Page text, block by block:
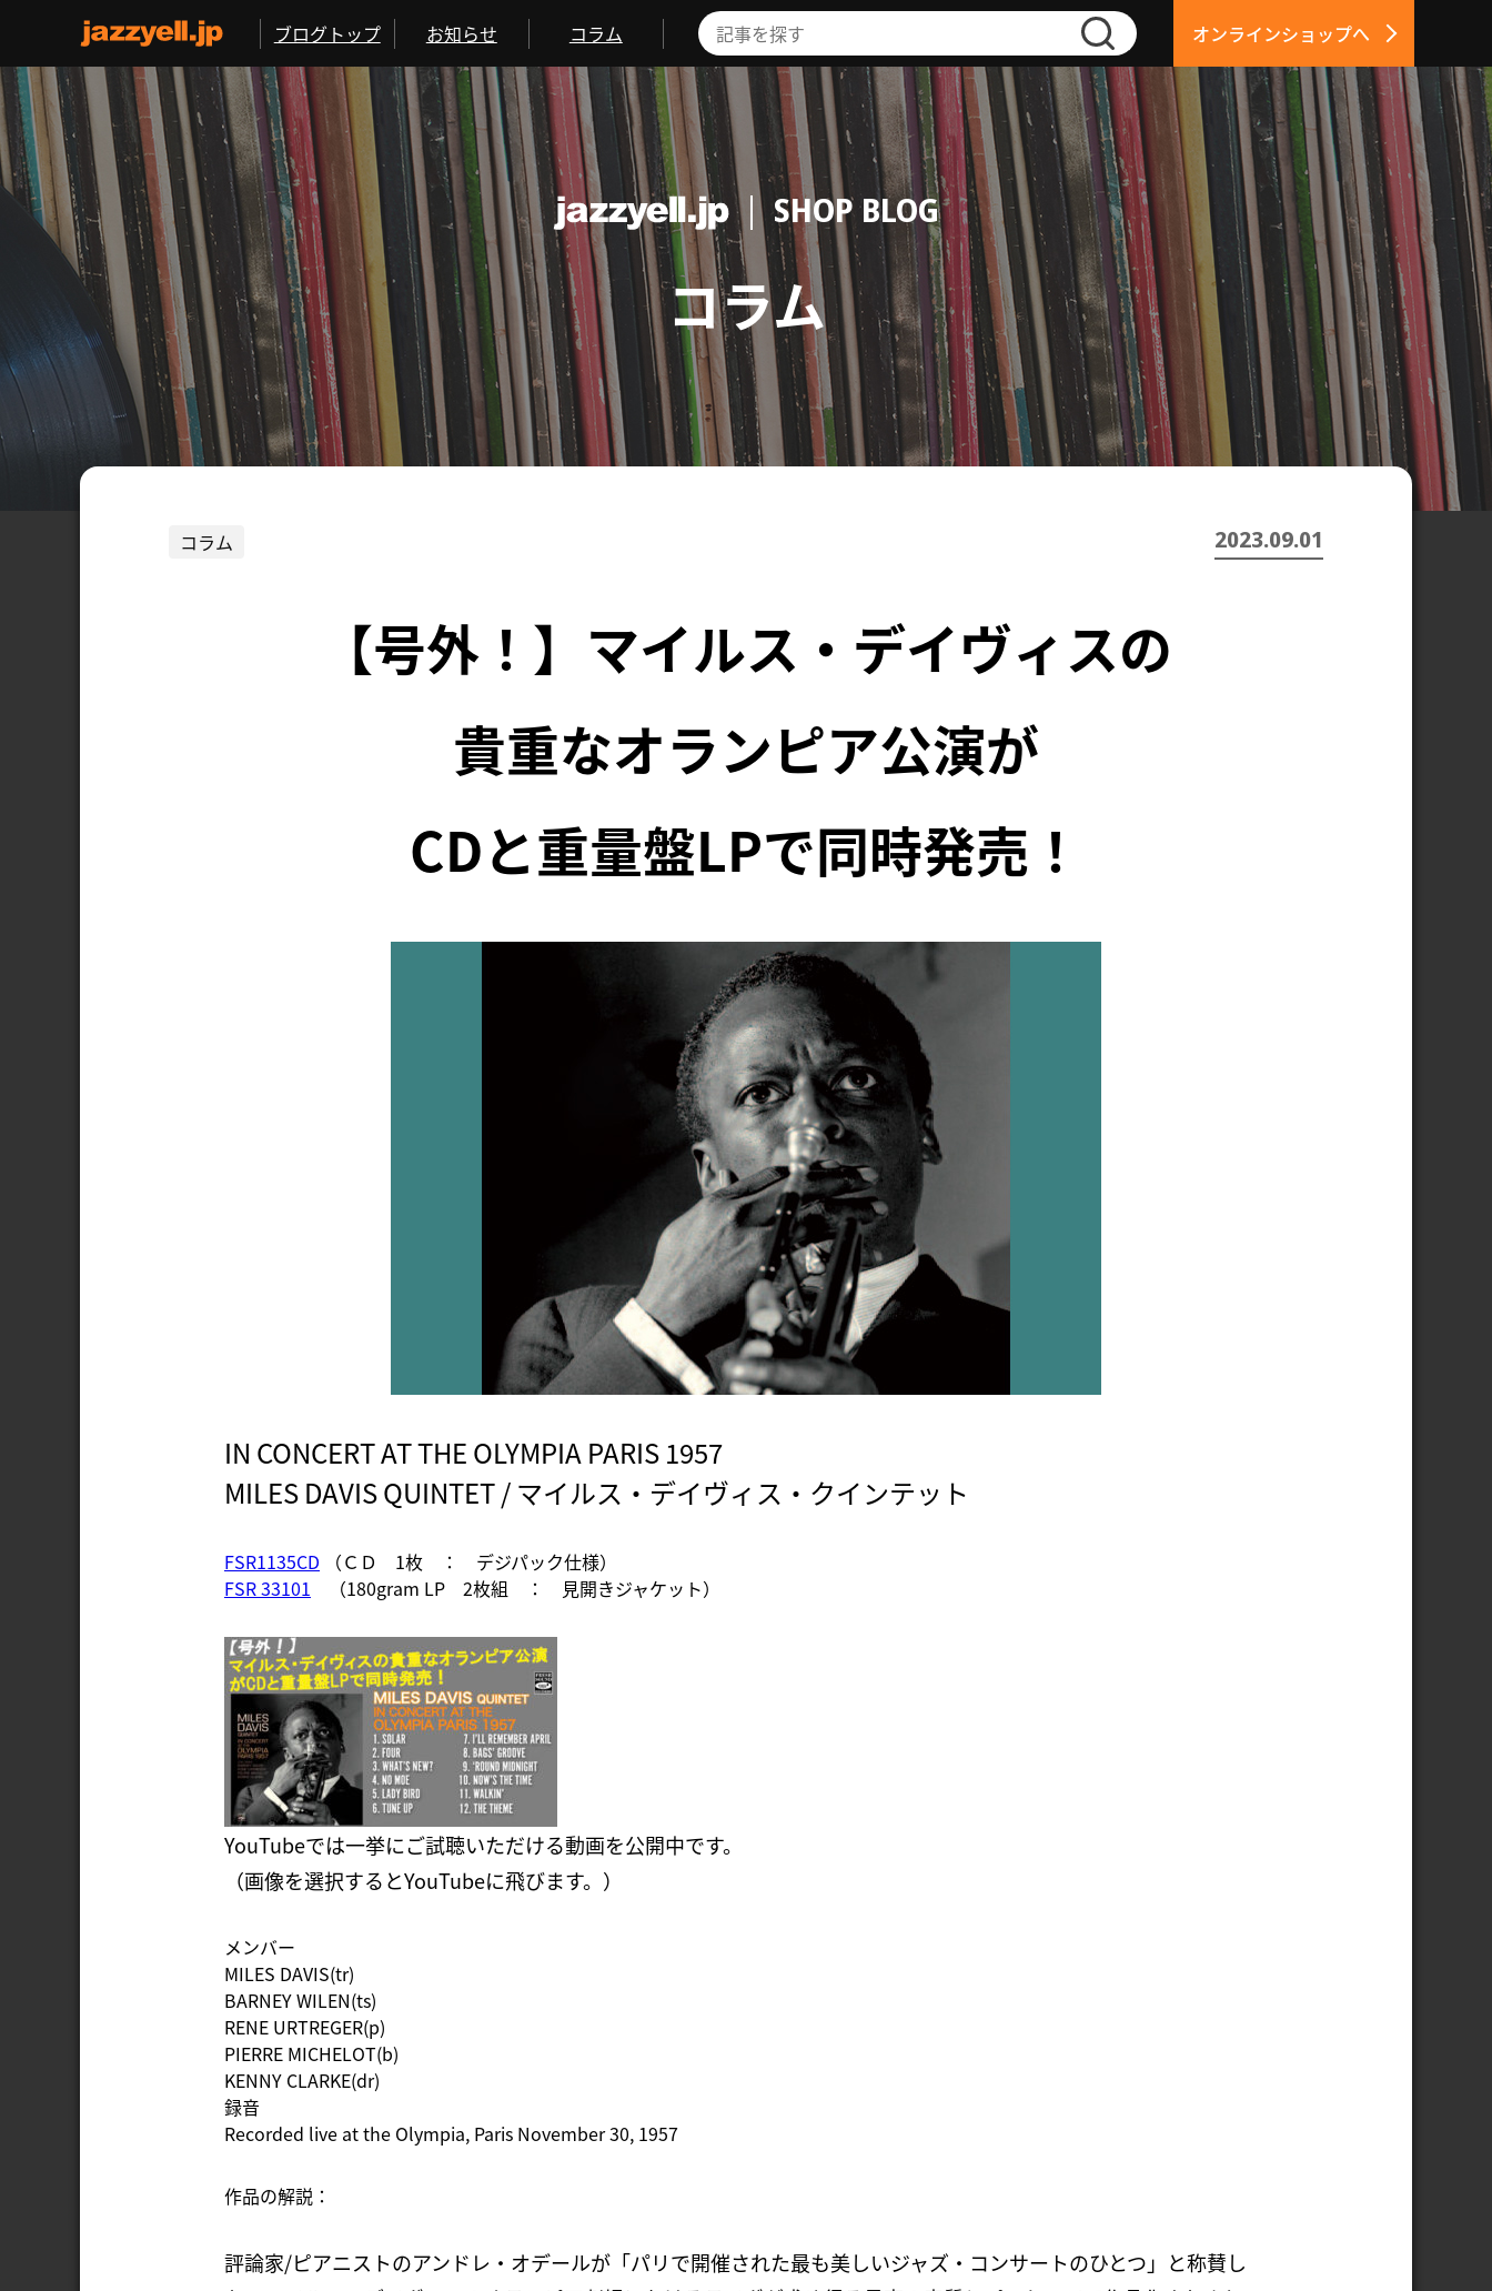
ブログトップ お知らせ コラム オンラインショップへ
SHOP BLOG
コラム
コラム 2023.09.01
【号外！】マイルス・デイヴィスの
貴重なオランピア公演が
CDと重量盤LPで同時発売！
IN CONCERT AT THE OLYMPIA PARIS 1957
MILES DAVIS QUINTET / マイルス・デイヴィス・クインテット
FSR1135CD （ＣＤ 1枚 ： デジパック仕様）
FSR 33101 （180gram LP 2枚組 ： 見開きジャケット）
YouTubeでは一挙にご試聴いただける動画を公開中です。
（画像を選択するとYouTubeに飛びます。）
メンバー
MILES DAVIS(tr)
BARNEY WILEN(ts)
RENE URTREGER(p)
PIERRE MICHELOT(b)
KENNY CLARKE(dr)
録音
Recorded live at the Olympia, Paris November 30, 1957
作品の解説：
評論家/ピアニストのアンドレ・オデールが「パリで開催された最も美しいジャズ・コンサートのひとつ」と称賛し